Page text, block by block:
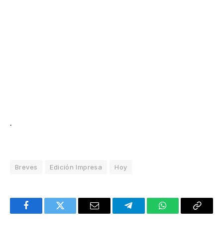
.
Breves Edición Impresa Hoy
FacebookTwitter Email TelegramWhatsAppCopy